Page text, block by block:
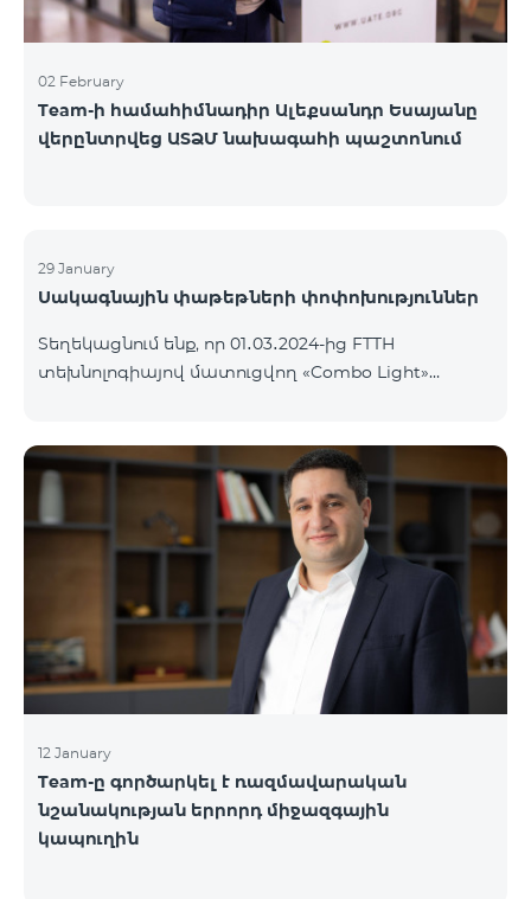
02 February
Team-ի համահիմնադիր Ալեքսանդր Եսայանը
վերընտրվեց ԱՏՁՄ նախագահի պաշտոնում
29 January
Սակագնային փաթեթների փոփոխություններ
Տեղեկացնում ենք, որ 01․03․2024-ից FTTH
տեխնոլոգիայով մատուցվող «Combo Light»
Մարզային 6900» սակագնային փաթեթով։ Այլ
սակագնային փաթեթի անցում կատարելու
համար կարող եք մոտենալ վաճառքի և
սպասարկման գրասենյակներ:
12 January
Team-ը գործարկել է ռազմավարական
նշանակության երրորդ միջազգային
կապուղին